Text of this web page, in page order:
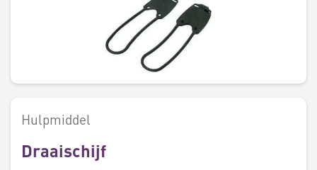
Hulpmiddel
Draaischijf